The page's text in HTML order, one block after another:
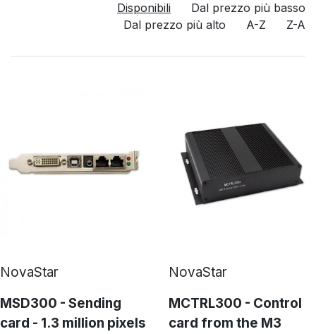
Disponibili
Dal prezzo più basso
Dal prezzo più alto
A-Z Z-A
NovaStar
MSD300 - Sending
card - 1.3 million pixels
NovaStar
MCTRL300 - Control
card from the M3